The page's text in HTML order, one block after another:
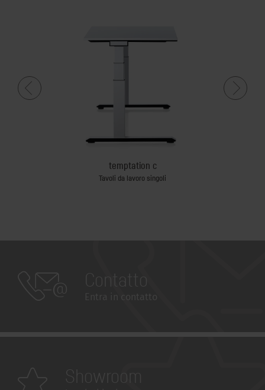
temptation c
Tavoli da lavoro singoli